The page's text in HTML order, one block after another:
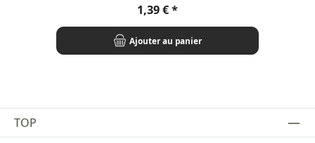
Prix régulier :
1,39 €
Ajouter au panier
TOP